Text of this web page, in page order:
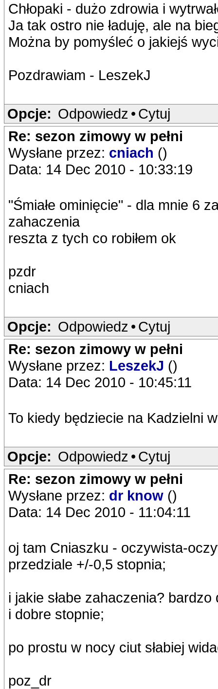
Chłopaki - dużo zdrowia i
Ja tak ostro nie ładuję, ale na
Można by pomyśleć o jakiejś
Pozdrawiam - LeszekJ
Opcje: Odpowiedz • Cytuj
Re: sezon zimowy w pełni
Wysłane przez: cniach ()
Data: 14 Dec 2010 - 10:33:19
"Śmiałe ominięcie" - dla mnie 6
zahaczenia
reszta z tych co robiłem ok
pzdr
cniach
Opcje: Odpowiedz • Cytuj
Re: sezon zimowy w pełni
Wysłane przez: LeszekJ ()
Data: 14 Dec 2010 - 10:45:11
To kiedy będziecie na Kadzielni
Opcje: Odpowiedz • Cytuj
Re: sezon zimowy w pełni
Wysłane przez: dr know ()
Data: 14 Dec 2010 - 11:04:11
oj tam Cniaszku - oczywista-
przedziale +/-0,5 stopnia;
i jakie słabe zahaczenia? bardzo
i dobre stopnie;
po prostu w nocy ciut słabiej
poz_dr